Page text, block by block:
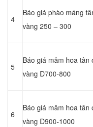
4
Báo giá phào máng
vàng 250 – 300
5
Báo giá mâm hoa tân
vàng D700-800
6
Báo giá mâm hoa tân
vàng D900-1000